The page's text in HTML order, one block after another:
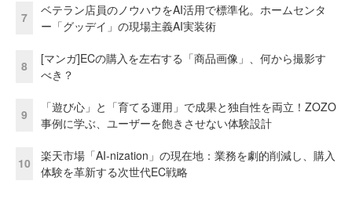
7
ベテラン店員のノウハウをAI活用で標準化。ホームセンタ
ー「グッデイ」の現場主義AI実装術
8
[マンガ]ECの購入を左右する「商品画像」、何から撮影す
べき？
9
「遊び心」と「育てる運用」で成果と独自性を両立！ZOZO
事例に学ぶ、ユーザーを飽きさせない体験設計
10
楽天市場「AI-nization」の現在地：業務を劇的削減し、購入
体験を革新する次世代EC戦略